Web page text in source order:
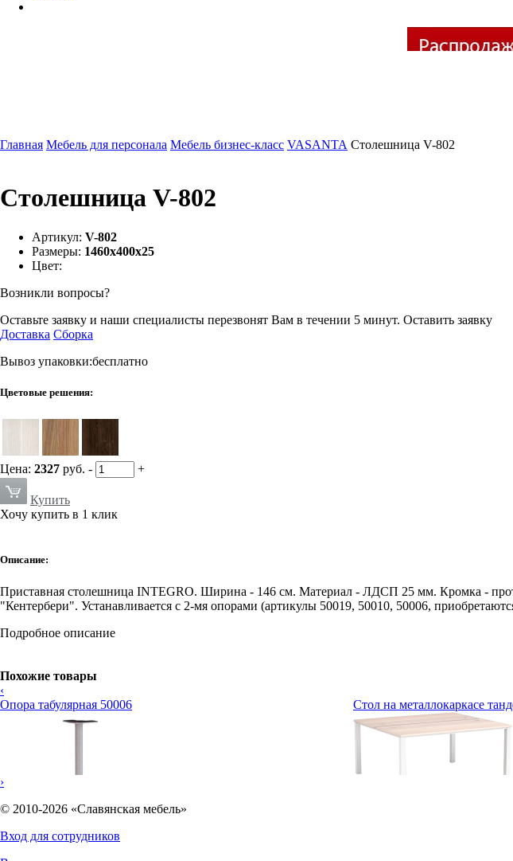
Главная Мебель для персонала Мебель бизнес-класс VASANTA Столешница V-802
Столешница V-802
Артикул: V-802
Размеры: 1460х400х25
Цвет:
Возникли вопросы?
Оставьте заявку и наши специалисты перезвонят Вам в течении 5 минут. Оставить заявку
Доставка Сборка
Вывоз упаковки:бесплатно
Цветовые решения:
Цена: 2327 руб. - +
Купить
Хочу купить в 1 клик
Описание:
Приставная столешница INTEGRO. Ширина - 146 см. Материал - ЛДСП 25 мм. Кромка -
"Кентербери". Устанавливается с 2-мя опорами (артикулы 50019, 50010, 50006,
Подробное описание
Похожие товары
‹
Опора табулярная 50006
Стол на металлокаркасе
›
© 2010-2026 «Славянская мебель»
Вход для сотрудников